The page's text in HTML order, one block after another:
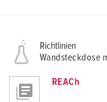
Richtlinien
Wandsteckdose
REACh